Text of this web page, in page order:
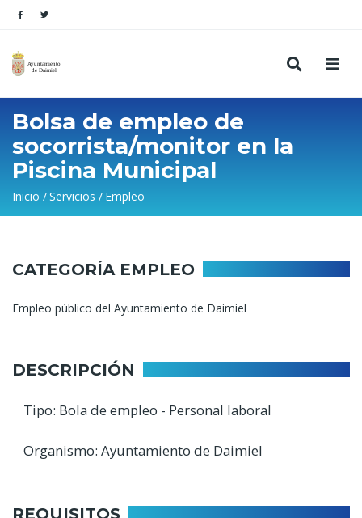
Bolsa de empleo de
socorrista/monitor en la
Piscina Municipal
Sobrescribir
enlaces
ayuda
a
la
Inicio Servicios Empleo
CATEGORÍA EMPLEO
Empleo público del Ayuntamiento de Daimiel
DESCRIPCIÓN
Tipo: Bola de empleo - Personal laboral
Organismo: Ayuntamiento de Daimiel
REQUISITOS